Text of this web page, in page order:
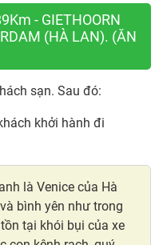
- GIETHOORN
(HÀ LAN). (ĂN
sạn. Sau đó:
khởi hành đi
là Venice của Hà
bình yên như trong
tại khói bụi của xe